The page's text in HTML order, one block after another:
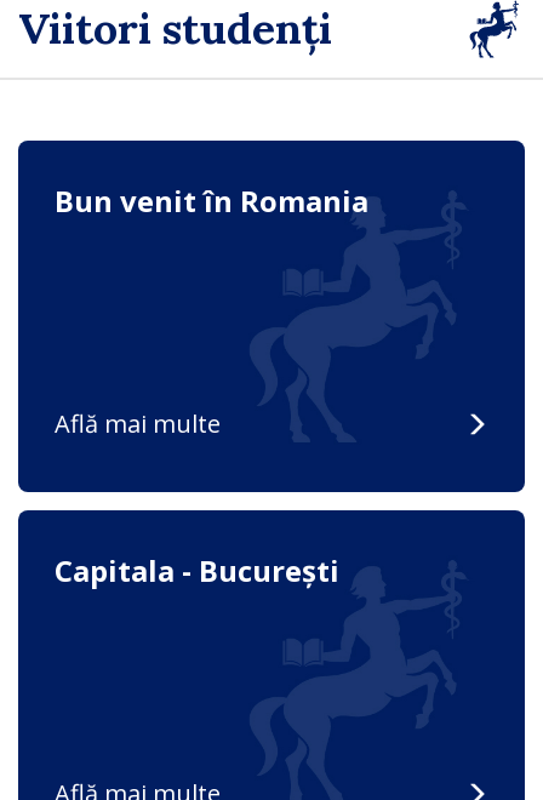
Viitori studenți
Bun venit în Romania
Află mai multe
Capitala - București